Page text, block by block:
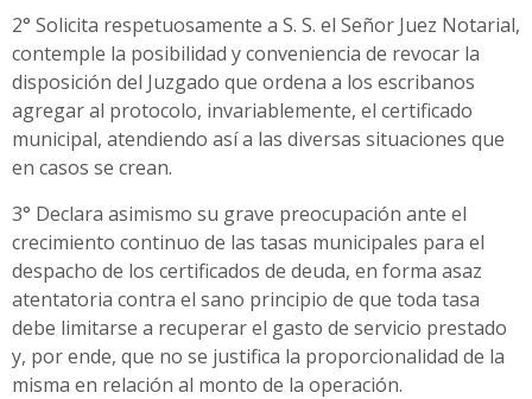
2° Solicita respetuosamente a S. S. el Señor Juez Notarial,
contemple la posibilidad y conveniencia de revocar la
disposición del Juzgado que ordena a los escribanos
agregar al protocolo, invariablemente, el certificado
municipal, atendiendo así a las diversas situaciones que
en casos se crean.
3° Declara asimismo su grave preocupación ante el
crecimiento continuo de las tasas municipales para el
despacho de los certificados de deuda, en forma asaz
atentatoria contra el sano principio de que toda tasa
debe limitarse a recuperar el gasto de servicio prestado
y, por ende, que no se justifica la proporcionalidad de la
misma en relación al monto de la operación.